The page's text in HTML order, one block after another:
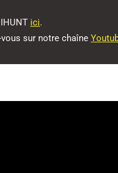
ici.
sur notre chaîne